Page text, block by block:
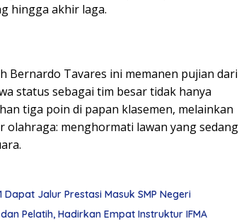
hingga akhir laga.
Bernardo Tavares ini memanen pujian dari
status sebagai tim besar tidak hanya
tiga poin di papan klasemen, melainkan
menghormati lawan yang sedang
Jalur Prestasi Masuk SMP Negeri
Pelatih, Hadirkan Empat Instruktur IFMA